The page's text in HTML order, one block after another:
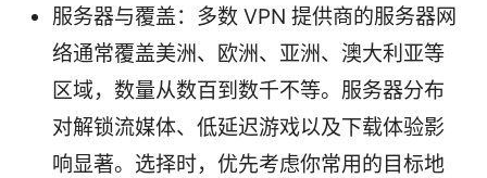
服务器与覆盖：多数 VPN 提供商的服务器网
络通常覆盖美洲、欧洲、亚洲、澳大利亚等
区域，数量从数百到数千不等。服务器分布
对解锁流媒体、低延迟游戏以及下载体验影
响显著。选择时，优先考虑你常用的目标地